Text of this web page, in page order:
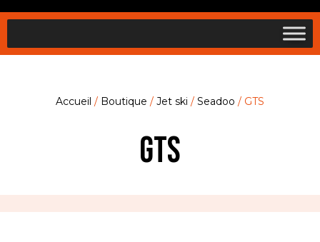
Accueil / Boutique / Jet ski / Seadoo / GTS
GTS